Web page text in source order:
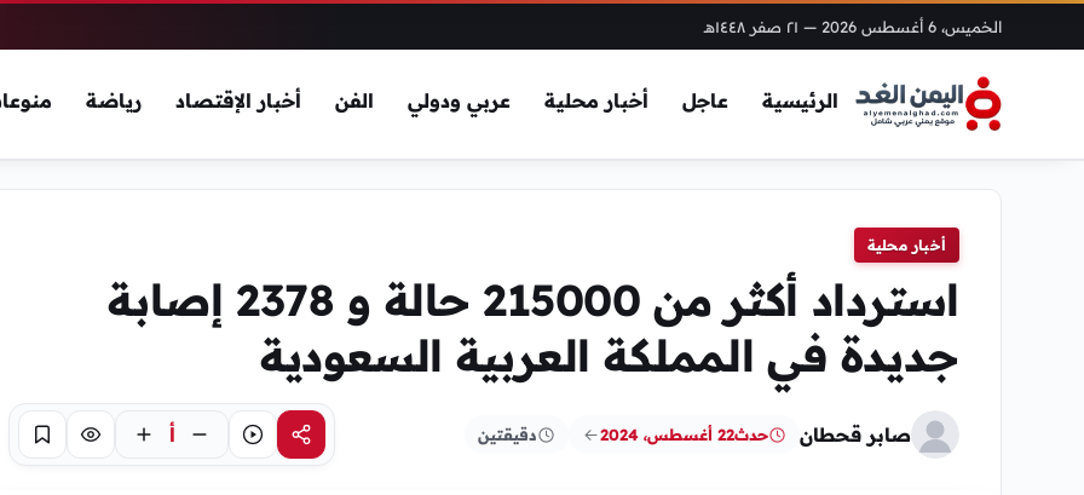
الخميس، 6 أغسطس 2026 — ٢١ صفر ١٤٤٨هـ
الرئيسية عاجل أخبار محلية عربي ودولي الفن أخبار الإقتصاد رياضة
أخبار محلية
استرداد أكثر من 215000 حالة و 2378 إصابة
جديدة في المملكة العربية السعودية
صابر قحطان حدث22 أغسطس، 2024 دقيقتين مشاركةاستماع أ تركيز حفظ